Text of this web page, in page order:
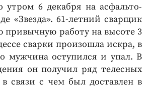
6 декабря на асфальто-
«Звезда». 61-летний сварщик
привычную работу на высоте 3
сварки произошла искра, в
мужчина оступился и упал. В
он получил ряд телесных
связи с чем был доставлен в